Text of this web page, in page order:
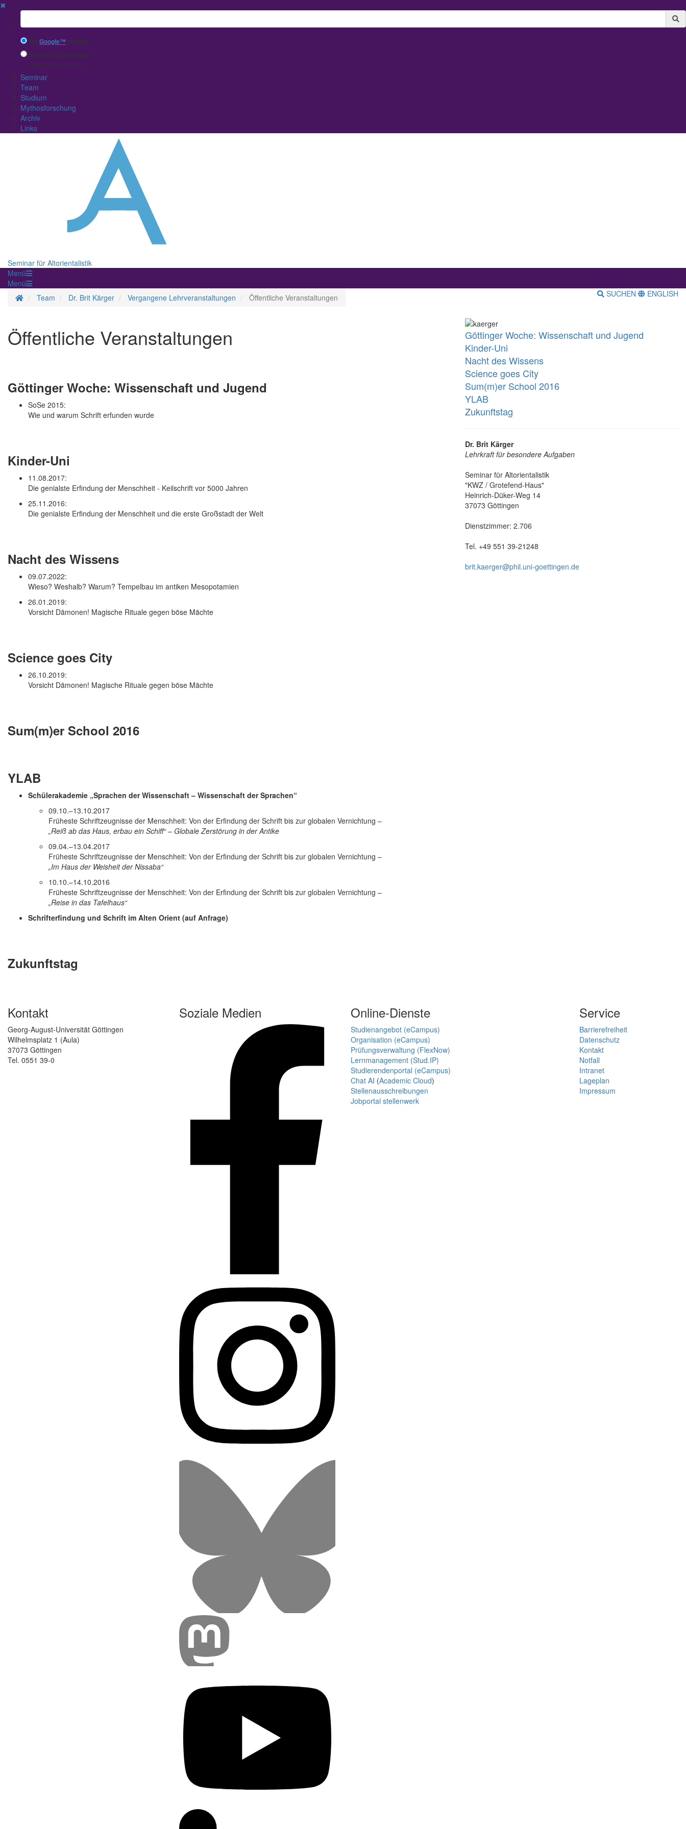
✖
Suchbegriff
MitGoogle™ suchen
Interne Suche nutzen
(eingeschränkte Ergebnisqualität)
Seminar
Team
Studium
Mythosforschung
Archiv
Links
Seminar für Altorientalistik
Menü
Menü
Startseite
Team Dr. Brit Kärger Vergangene Lehrveranstaltungen Öffentliche Veranstaltungen SUCHEN ENGLISH
Öffentliche Veranstaltungen
Göttinger Woche: Wissenschaft und Jugend
SoSe 2015:
Wie und warum Schrift erfunden wurde
Kinder-Uni
11.08.2017:
Die genialste Erfindung der Menschheit - Keilschrift vor 5000 Jahren
25.11.2016:
Die genialste Erfindung der Menschheit und die erste Großstadt der Welt
Nacht des Wissens
09.07.2022:
Wieso? Weshalb? Warum? Tempelbau im antiken Mesopotamien
26.01.2019:
Vorsicht Dämonen! Magische Rituale gegen böse Mächte
Science goes City
26.10.2019:
Vorsicht Dämonen! Magische Rituale gegen böse Mächte
Sum(m)er School 2016
YLAB
Schülerakademie „Sprachen der Wissenschaft – Wissenschaft der Sprachen“
09.10.–13.10.2017
Früheste Schriftzeugnisse der Menschheit: Von der Erfindung der Schrift bis zur globalen Vernichtung –
„Reiß ab das Haus, erbau ein Schiff“ – Globale Zerstörung in der Antike
09.04.–13.04.2017
Früheste Schriftzeugnisse der Menschheit: Von der Erfindung der Schrift bis zur globalen Vernichtung –
„Im Haus der Weisheit der Nissaba“
10.10.–14.10.2016
Früheste Schriftzeugnisse der Menschheit: Von der Erfindung der Schrift bis zur globalen Vernichtung –
„Reise in das Tafelhaus“
Schrifterfindung und Schrift im Alten Orient (auf Anfrage)
Zukunftstag
Göttinger Woche: Wissenschaft und Jugend
Kinder-Uni
Nacht des Wissens
Science goes City
Sum(m)er School 2016
YLAB
Zukunftstag
Dr. Brit Kärger
Lehrkraft für besondere Aufgaben
Seminar für Altorientalistik
"KWZ / Grotefend-Haus"
Heinrich-Düker-Weg 14
37073 Göttingen
Dienstzimmer: 2.706
Tel. +49 551 39-21248
brit.kaerger@phil.uni-goettingen.de
Kontakt
Georg-August-Universität Göttingen
Wilhelmsplatz 1 (Aula)
37073 Göttingen
Tel. 0551 39-0
Soziale Medien Online-Dienste
Studienangebot (eCampus)
Organisation (eCampus)
Prüfungsverwaltung (FlexNow)
Lernmanagement (Stud.IP)
Studierendenportal (eCampus)
Chat AI (Academic Cloud)
Stellenausschreibungen
Jobportal stellenwerk
Service
Barrierefreiheit
Datenschutz
Kontakt
Notfall
Intranet
Lageplan
Impressum